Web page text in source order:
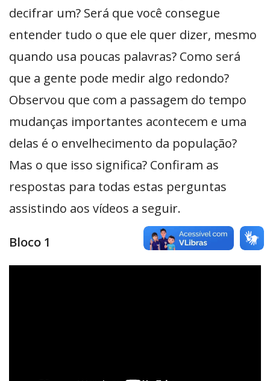
decifrar um? Será que você consegue
entender tudo o que ele quer dizer, mesmo
quando usa poucas palavras? Como será
que a gente pode medir algo redondo?
Observou que com a passagem do tempo
mudanças importantes acontecem e uma
delas é o envelhecimento da população?
Mas o que isso significa? Confiram as
respostas para todas estas perguntas
assistindo aos vídeos a seguir.
Bloco 1